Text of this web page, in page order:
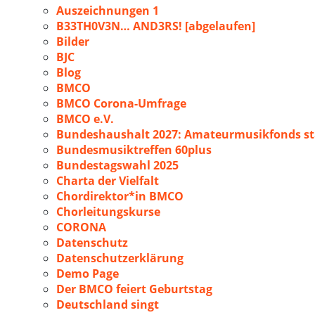
Auszeichnungen 1
B33TH0V3N… AND3RS! [abgelaufen]
Bilder
BJC
Blog
BMCO
BMCO Corona-Umfrage
BMCO e.V.
Bundeshaushalt 2027: Amateurmusikfonds
Bundesmusiktreffen 60plus
Bundestagswahl 2025
Charta der Vielfalt
Chordirektor*in BMCO
Chorleitungskurse
CORONA
Datenschutz
Datenschutzerklärung
Demo Page
Der BMCO feiert Geburtstag
Deutschland singt